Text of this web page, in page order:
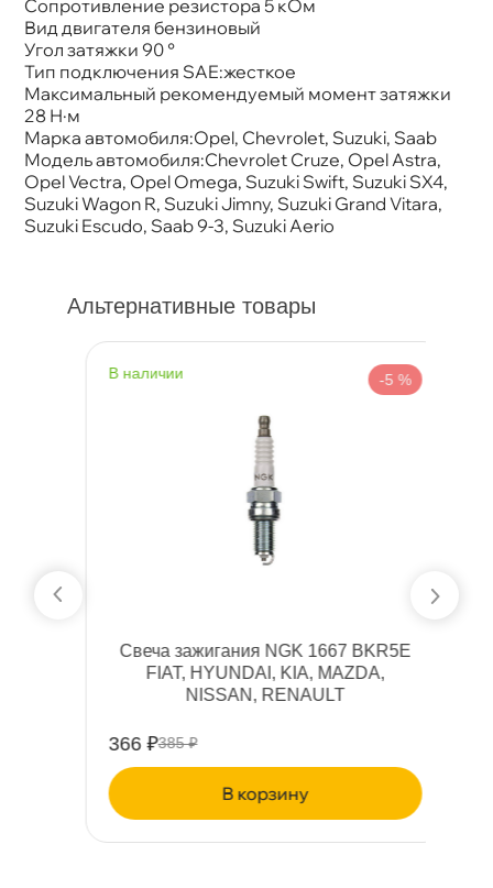
Сопротивление резистора 5 кОм
ид двигателя бензиновый
Угол затяжки 90 °
Тип подключения SAE:жесткое
Максимальный рекомендуемый момент затяжки
28 Н·м
Марка автомобиля:Opel, Chevrolet, Suzuki, Saab
Модель автомобиля:Chevrolet Cruze, Opel Astra,
Opel Vectra, Opel Omega, Suzuki Swift, Suzuki SX4,
Suzuki Wagon R, Suzuki Jimny, Suzuki Grand Vitara,
Suzuki Escudo, Saab 9-3, Suzuki Aerio
Альтернативные товары
наличии -5 %
Свеча зажигания NGK 1667 BKR5E
FIAT, HYUNDAI, KIA, MAZDA,
NISSAN, RENAULT
366 ₽385 ₽
корзину